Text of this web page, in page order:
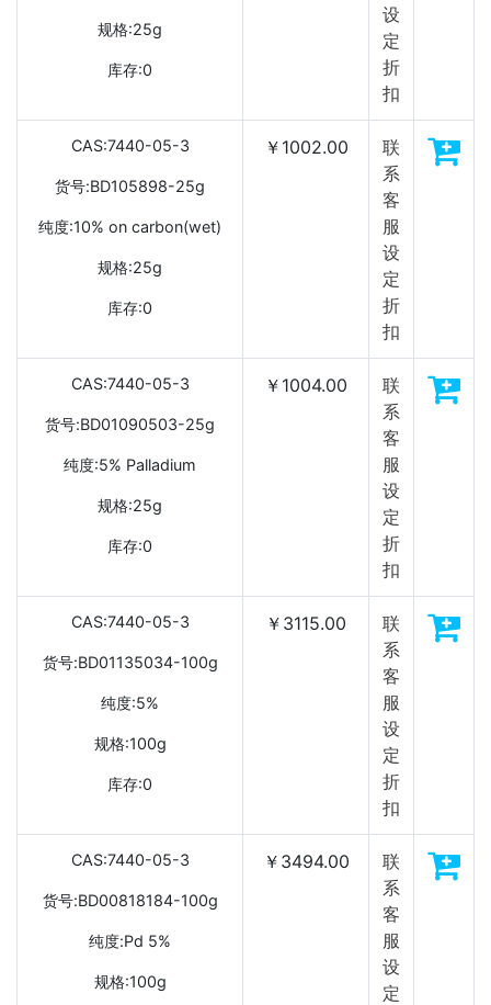
规格:25g
库存:0
设
定
折
扣
CAS:7440-05-3
货号:BD105898-25g
纯度:10% on carbon(wet)
规格:25g
库存:0
￥1002.00
联
系
客
服
设
定
折
扣
CAS:7440-05-3
货号:BD01090503-25g
纯度:5% Palladium
规格:25g
库存:0
￥1004.00
联
系
客
服
设
定
折
扣
CAS:7440-05-3
货号:BD01135034-100g
纯度:5%
规格:100g
库存:0
￥3115.00
联
系
客
服
设
定
折
扣
CAS:7440-05-3
货号:BD00818184-100g
纯度:Pd 5%
规格:100g
￥3494.00
联
系
客
服
设
定